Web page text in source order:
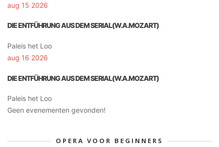
aug 15 2026
DIE ENTFÜHRUNG AUS DEM SERIAL(W.A.MOZART)
Paleis het Loo
aug 16 2026
DIE ENTFÜHRUNG AUS DEM SERIAL(W.A.MOZART)
Paleis het Loo
Geen evenementen gevonden!
OPERA VOOR BEGINNERS